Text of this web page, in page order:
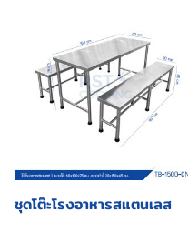
ชุดโต๊ะโรงอาหารสแตนเลส